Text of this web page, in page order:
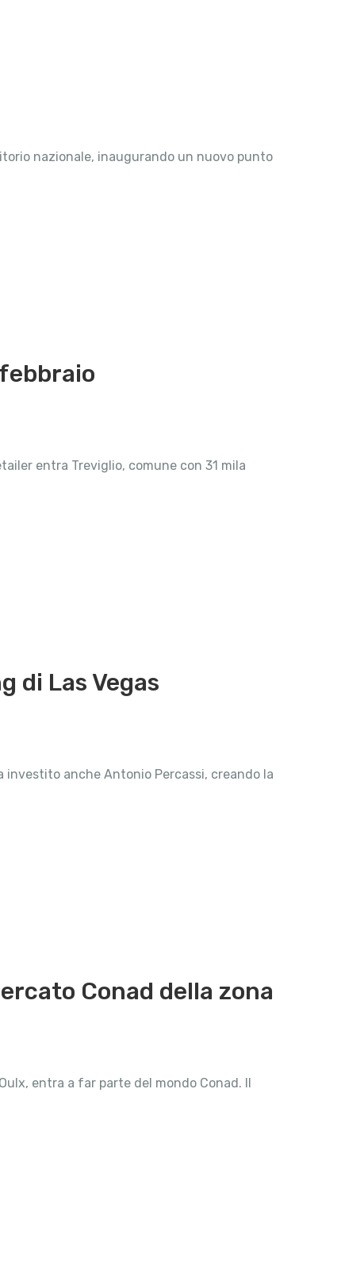
nazionale, inaugurando un nuovo punto
entra Treviglio, comune con 31 mila
di Las Vegas
investito anche Antonio Percassi, creando la
Conad della zona
entra a far parte del mondo Conad. Il